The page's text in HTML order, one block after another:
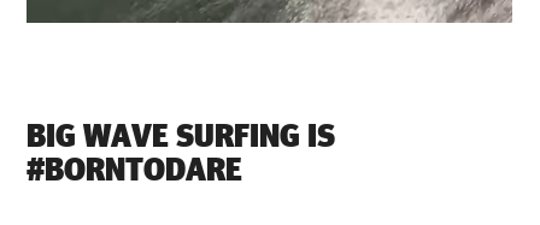
BIG WAVE SURFING IS
#BORNTODARE